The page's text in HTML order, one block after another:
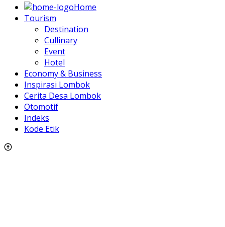
Home
Tourism
Destination
Cullinary
Event
Hotel
Economy & Business
Inspirasi Lombok
Cerita Desa Lombok
Otomotif
Indeks
Kode Etik